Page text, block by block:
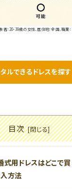
：20-39歳の女性、居住地：全国、職業：
ルできるドレスを探す
目次
用ドレスはどこで買
方法